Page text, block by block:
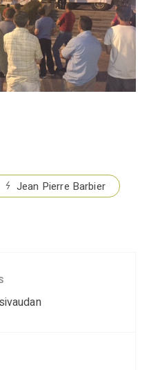
Jean Pierre Barbier